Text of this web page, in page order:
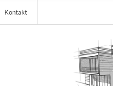
Kontakt